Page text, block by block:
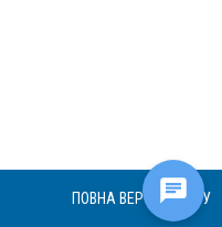
ПОВНА ВЕРСІЯ САЙТУ